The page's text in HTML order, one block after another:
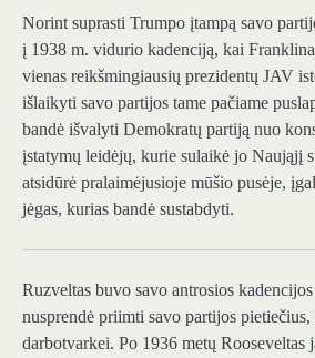
Norint suprasti Trumpo įtampą savo
į 1938 m. vidurio kadenciją, kai
vienas reikšmingiausių prezidentų JAV
išlaikyti savo partijos tame pačiame
bandė išvalyti Demokratų partiją nuo
įstatymų leidėjų, kurie sulaikė jo Naująjį
atsidūrė pralaimėjusioje mūšio pusėje,
jėgas, kurias bandė sustabdyti.
Ruzveltas buvo savo antrosios
nusprendė priimti savo partijos
darbotvarkei. Po 1936 metų Rooseveltas